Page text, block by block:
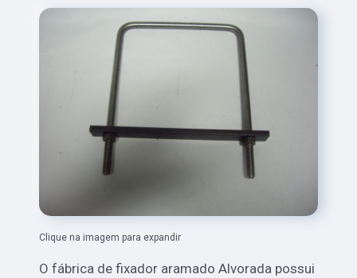
Clique na imagem para expandir
O fábrica de fixador aramado Alvorada possui